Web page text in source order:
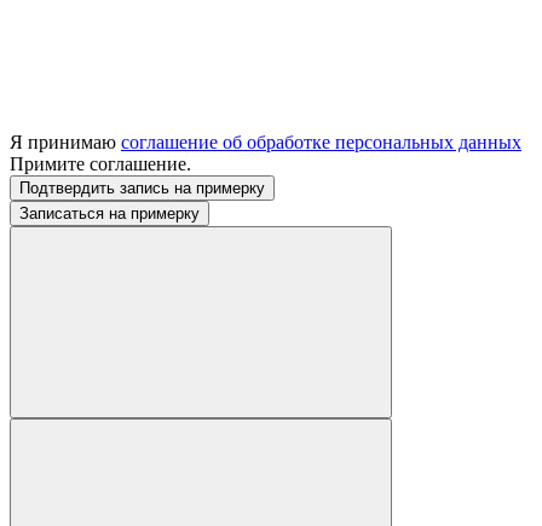
Я принимаю соглашение об обработке персональных данных
Примите соглашение.
Подтвердить запись на примерку
Записаться на примерку